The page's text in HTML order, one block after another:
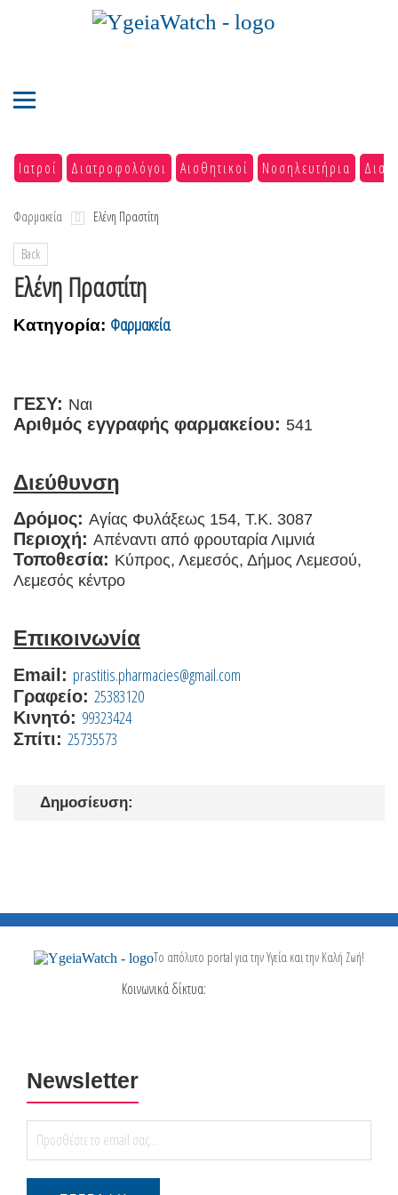
Ιατροί Διατροφολόγοι Αισθητικοί Νοσηλευτήρια
Φαρμακεία Ελένη Πραστίτη
Back
Ελένη Πραστίτη
Κατηγορία: Φαρμακεία
ΓΕΣΥ: Ναι
Αριθμός εγγραφής φαρμακείου: 541
Διεύθυνση
Δρόμος: Αγίας Φυλάξεως 154, T.K. 3087
Περιοχή: Απέναντι από φρουταρία Λιμνιά
Τοποθεσία: Κύπρος, Λεμεσός, Δήμος Λεμεσού,
Λεμεσός κέντρο
Επικοινωνία
Email: prastitis.pharmacies@gmail.com
Γραφείο: 25383120
Κινητό: 99323424
Σπίτι: 25735573
Δημοσίευση:
Το απόλυτο portal για την Υγεία και την Καλή Ζωή!
Κοινωνικά δίκτυα:
Newsletter